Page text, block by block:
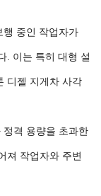
행 중인 작업자가
. 이는 특히 대형 설
디젤 지게차 사각
격 용량을 초과한
져 작업자와 주변